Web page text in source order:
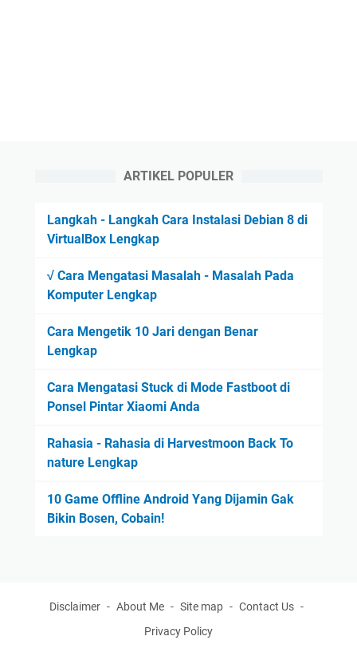
ARTIKEL POPULER
Langkah - Langkah Cara Instalasi Debian 8 di
VirtualBox Lengkap
√ Cara Mengatasi Masalah - Masalah Pada
Komputer Lengkap
Cara Mengetik 10 Jari dengan Benar
Lengkap
Cara Mengatasi Stuck di Mode Fastboot di
Ponsel Pintar Xiaomi Anda
Rahasia - Rahasia di Harvestmoon Back To
nature Lengkap
10 Game Offline Android Yang Dijamin Gak
Bikin Bosen, Cobain!
Disclaimer About Me Site map
Contact Us
Privacy Policy